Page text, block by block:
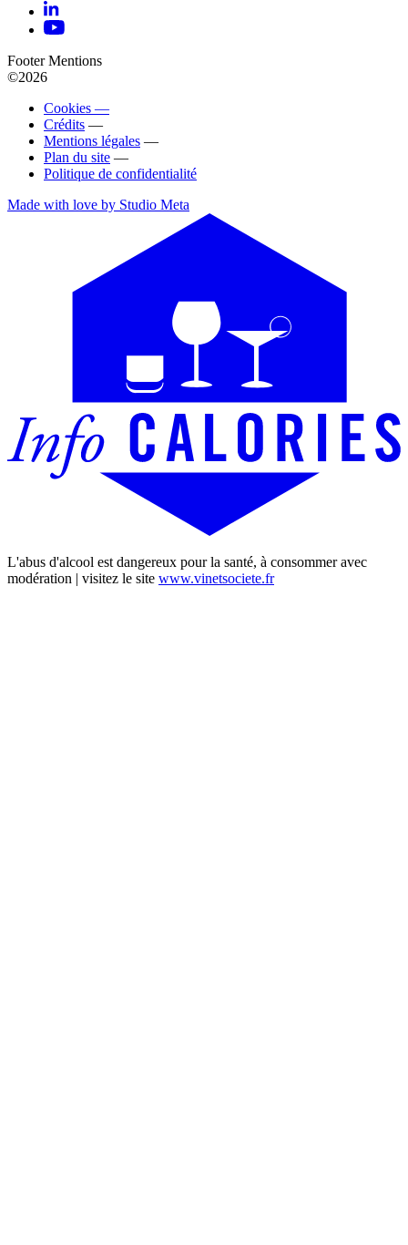
Footer Mentions
©2026
Cookies —
Crédits —
Mentions légales —
Plan du site —
Politique de confidentialité
Made with love by Studio Meta
L'abus d'alcool est dangereux pour la santé, à consommer avec
modération | visitez le site www.vinetsociete.fr